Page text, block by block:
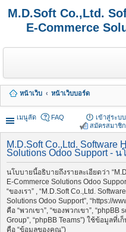
M.D.Soft Co.,Ltd.
E-Commerce
หน้าเว็บ
หน้าเว็บบอร์ด
เมนูลัด
FAQ
เข้าสู่ระบบ
สมัครสมาชิก
M.D.Soft Co.,Ltd. Software
Solutions Odoo Support -
นโบบายนี้อธิบายถึงรายละเอียดว่า
E-Commerce Solutions Odoo
“ของเรา” , “M.D.Soft Co.,Ltd.
Solutions Odoo Support”, “https://
คือ “พวกเขา”, “ของพวกเขา”, “phpBB
Group”, “phpBB Teams”) ใช้ข้อมูลที่
คือ “ข้อมูลของคุณ”)